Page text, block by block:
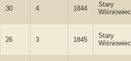
30 4 1844
Stary
Wiśniowiec
26 3 1845
Stary
Wiśniowiec